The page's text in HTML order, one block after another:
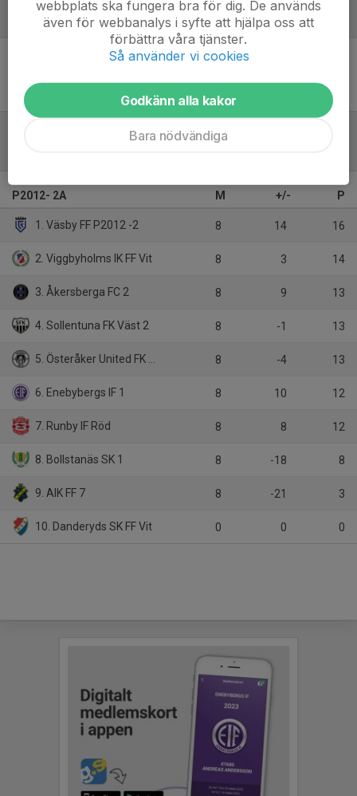
Referat
P2012- 2A M +/- P
1. Väsby FF P2012 -2 8 14 16
2. Viggbyholms IK FF Vit 8 3 14
3. Åkersberga FC 2 8 9 13
4. Sollentuna FK Väst 2 8 -1 13
5. Österåker United FK Grå 8 -4 13
6. Enebybergs IF 1 8 10 12
7. Runby IF Röd 8 8 12
8. Bollstanäs SK 1 8 -18 8
9. AIK FF 7 8 -21 3
10. Danderyds SK FF Vit 0 0 0
webbplats ska fungera bra för dig. De används
även för webbanalys i syfte att hjälpa oss att
förbättra våra tjänster.
Så använder vi cookies
Godkänn alla kakor
Bara nödvändiga